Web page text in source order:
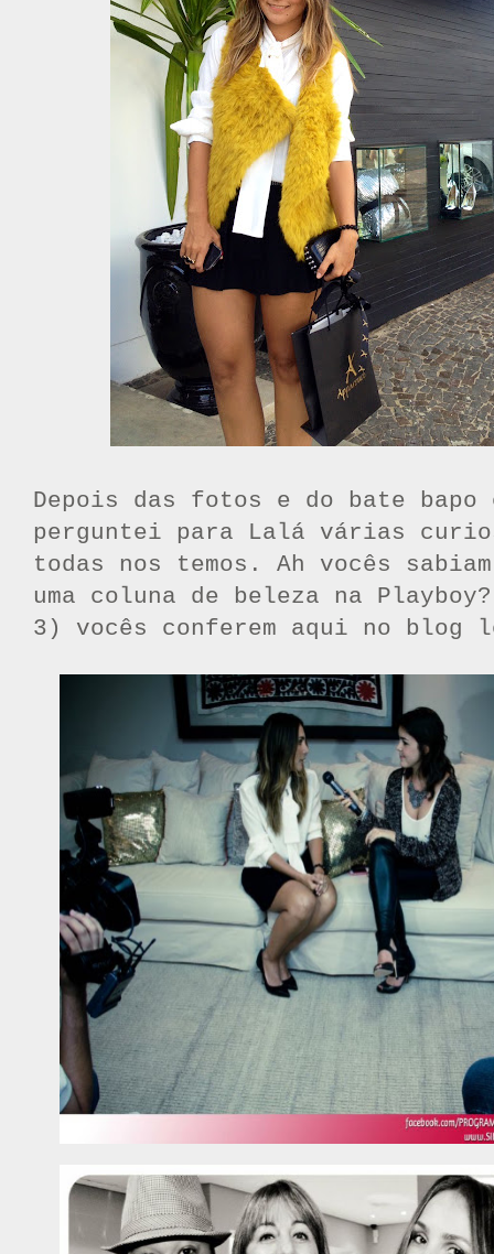
Depois das fotos e do bate bapo
perguntei para Lalá várias
todas nos temos. Ah vocês
uma coluna de beleza na
3) vocês conferem aqui no blog